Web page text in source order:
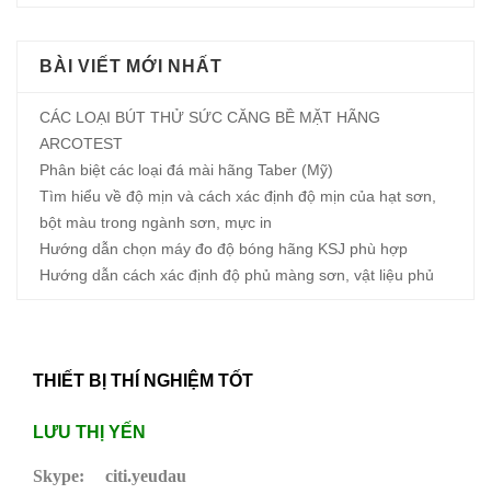
BÀI VIẾT MỚI NHẤT
CÁC LOẠI BÚT THỬ SỨC CĂNG BỀ MẶT HÃNG
ARCOTEST
Phân biệt các loại đá mài hãng Taber (Mỹ)
Tìm hiểu về độ mịn và cách xác định độ mịn của hạt sơn,
bột màu trong ngành sơn, mực in
Hướng dẫn chọn máy đo độ bóng hãng KSJ phù hợp
Hướng dẫn cách xác định độ phủ màng sơn, vật liệu phủ
THIẾT BỊ THÍ NGHIỆM TỐT
LƯU THỊ YẾN
Skype:
citi.yeudau